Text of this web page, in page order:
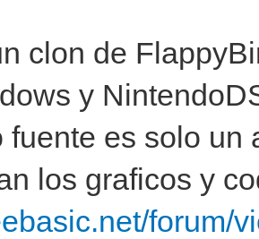
clon de
y
fuente es solo un
los graficos y
forum/